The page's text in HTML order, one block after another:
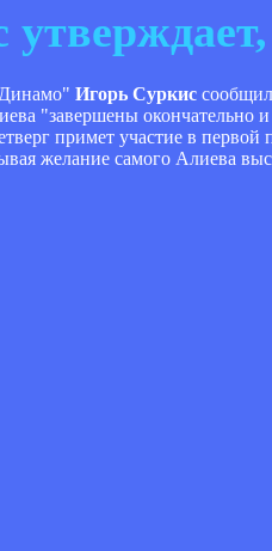
Игорь Суркис
"завершены окончательно
примет участие в
желание самого Алиева